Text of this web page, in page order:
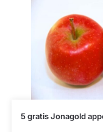
5 gratis Jonagold